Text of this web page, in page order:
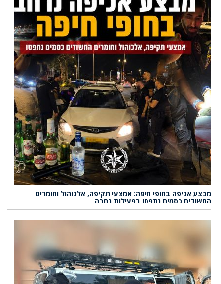
מבצע אכיפה בחופי חיפה: אמצעי תקיפה, אלכוהול וחומרים
החשודים כסמים נתפסו בפעילות רחבה